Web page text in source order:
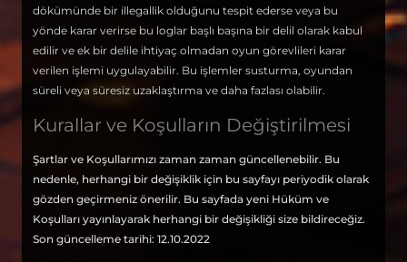
dökümünde bir illegallik olduğunu tespit ederse veya bu
yönde karar verirse bu loglar başlı başına bir delil olarak kabul
edilir ve ek bir delile ihtiyaç olmadan oyun görevlileri karar
verilen işlemi uygulayabilir. Bu işlemler susturma, oyundan
süreli veya süresiz uzaklaştırma ve daha fazlası olabilir.
Kurallar ve Koşulların Değiştirilmesi
Şartlar ve Koşullarımızı zaman zaman güncellenebilir. Bu
nedenle, herhangi bir değişiklik için bu sayfayı periyodik olarak
gözden geçirmeniz önerilir. Bu sayfada yeni Hüküm ve
Koşulları yayınlayarak herhangi bir değişikliği size bildireceğiz.
Son güncelleme tarihi: 12.10.2022